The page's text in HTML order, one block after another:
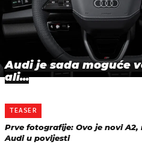
Audi je sada moguće
ali...
TEASER
Prve fotografije: Ovo je novi
Audi u povijesti